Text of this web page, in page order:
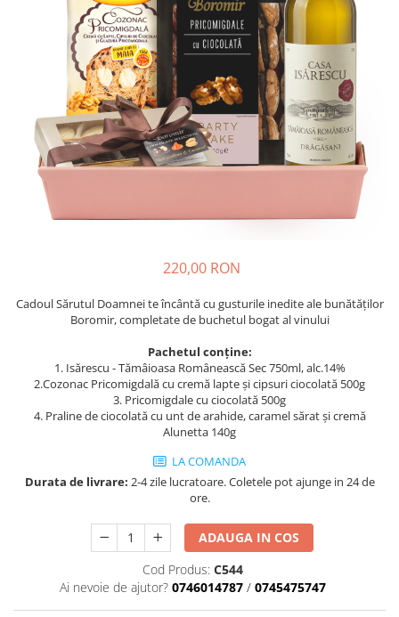
Cozonac Magnum
Cozonac Vegan (de post)
Cozonac Collection
Cozonac Cadou
Cozonac cu Unt
Cozonac Royal
Cozonac Mos Craciun
Cozonac Duofino
Cozonac Imperial
Prajituri artizanale
Fursecuri cu unt
Chec Glasat
Prajituri Fabrica de Amandine
Prajituri nuci
220,00 RON
Cadoul Sărutul Doamnei te încântă cu gusturile inedite ale bunătăților
Boromir, completate de buchetul bogat al vinului
Pachetul conține:
1. Isărescu - Tămâioasa Românească Sec 750ml, alc.14%
2.Cozonac Pricomigdală cu cremă lapte și cipsuri ciocolată 500g
3. Pricomigdale cu ciocolată 500g
4. Praline de ciocolată cu unt de arahide, caramel sărat și cremă
Alunetta 140g
LA COMANDA
Durata de livrare: 2-4 zile lucratoare. Coletele pot ajunge in 24 de
ore.
ADAUGA IN COS
Cod Produs: C544
Ai nevoie de ajutor? 0746014787 / 0745475747